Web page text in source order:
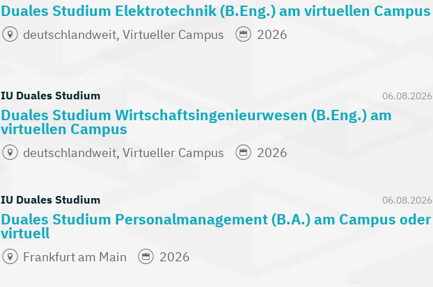
Duales Studium Elektrotechnik (B.Eng.) am virtuellen Campus
deutschlandweit, Virtueller Campus 2026
06.08.2026
IU Duales Studium
Duales Studium Wirtschaftsingenieurwesen (B.Eng.) am
virtuellen Campus
deutschlandweit, Virtueller Campus 2026
06.08.2026
IU Duales Studium
Duales Studium Personalmanagement (B.A.) am Campus oder
virtuell
Frankfurt am Main 2026